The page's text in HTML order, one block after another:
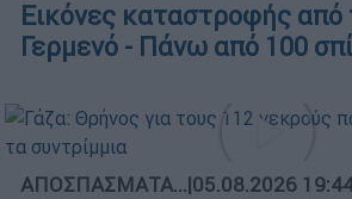
Εικόνες καταστροφής από
Γερμενό - Πάνω από 100
ΑΠΟΣΠΑΣΜΑΤΑ...|05.08.2026